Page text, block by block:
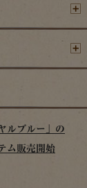
ルブルー」の
ム販売開始